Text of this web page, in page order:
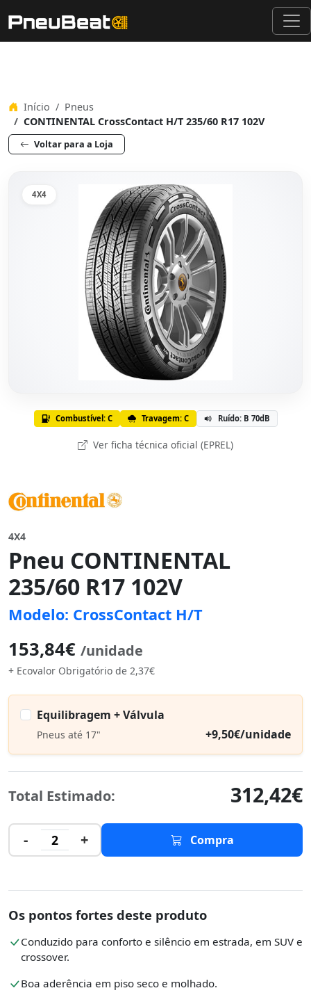
Início
Pneus
CONTINENTAL CrossContact H/T 235/60 R17 102V
Voltar para a Loja
4X4
Combustível: C Travagem: C Ruído: B 70dB
Ver ficha técnica oficial (EPREL)
4X4
Pneu CONTINENTAL
235/60 R17 102V
Modelo: CrossContact H/T
153,84€ /unidade
+ Ecovalor Obrigatório de 2,37€
Equilibragem + Válvula
Pneus até 17" +9,50€/unidade
Total Estimado: 312,42€
- 2 + Compra
Os pontos fortes deste produto
Conduzido para conforto e silêncio em estrada, em SUV e
crossover.
Boa aderência em piso seco e molhado.